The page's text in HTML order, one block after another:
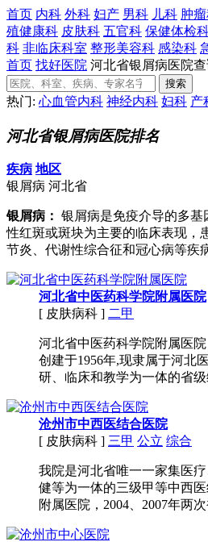
首页 内科 外科 妇产 男科 儿科 肿
殖健康科 皮肤科 五官科 保健体检
科 非临床科室 整形美容科 感染科
首页 找好医院 河北省银屑病医院查
热门: 心血管内科 神经内科 妇科 产
河北省银屑病医院排名
疾病 地区
银屑病 河北省
银屑病： 银屑病是免疫介导的多
性红斑或斑块为主要的临床表现，
节炎、代谢性综合征和冠心病等疾
河北省中医药科学院附属医院
[ 皮肤病科 ] 二甲
河北省中医药科学院附属医
创建于1956年,现隶属于河北
研、临床和教学为一体的省
沧州市中西医结合医院
[ 皮肤病科 ] 三甲 公立 综合
我院是河北省唯一一家集医
健等为一体的三级甲等中西
附属医院，2004、2007年两